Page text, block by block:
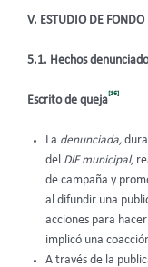
V. ESTUDIO DE FONDO
5.1. Hechos
Escrito de queja
[16]
La denunciada,
del DIF municipal,
de campaña y
al difundir una
acciones para
implicó una
A través de la